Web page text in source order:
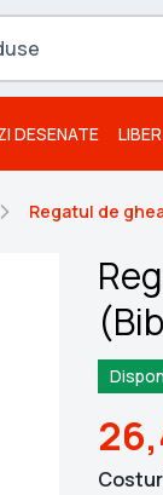
DESENATE
Regatul de